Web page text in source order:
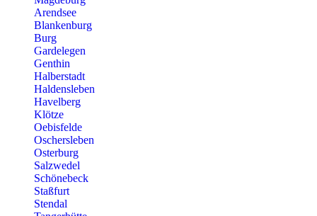
Arendsee
Blankenburg
Burg
Gardelegen
Genthin
Halberstadt
Haldensleben
Havelberg
Klötze
Oebisfelde
Oschersleben
Osterburg
Salzwedel
Schönebeck
Staßfurt
Stendal